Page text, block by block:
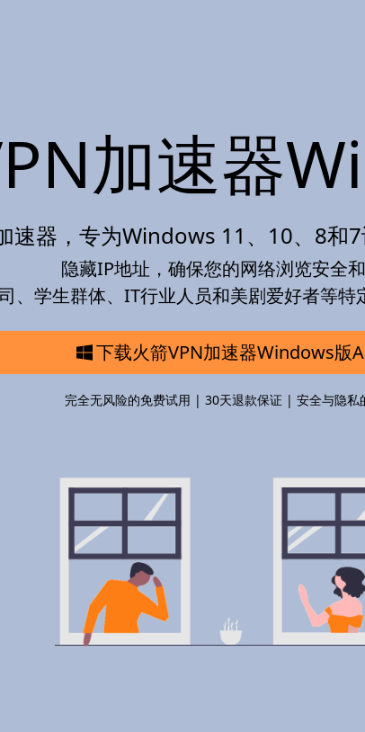
加速器
速器，专为Windows 11、10、8和
隐藏IP地址，确保您的网络浏览安全
、学生群体、IT行业人员和美剧爱好者等特
下载火箭VPN加速器Windows版
完全无风险的免费试用 | 30天退款保证 | 安全与隐私